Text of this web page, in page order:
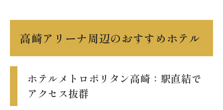
高崎アリーナ周辺のおすすめホテル
ホテルメトロポリタン高崎：駅直結で
アクセス抜群